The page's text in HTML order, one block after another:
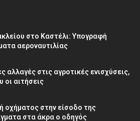
στο Καστέλι: Υπογραφή
αεροναυτιλίας
αλλαγές στις αγροτικές ενισχύσεις,
οι αιτήσεις
οχήματος στην είσοδο της
στα άκρα ο οδηγός